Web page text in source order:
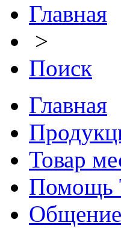
Главная
>
Поиск
Главная
Товар
Помощь
Общение